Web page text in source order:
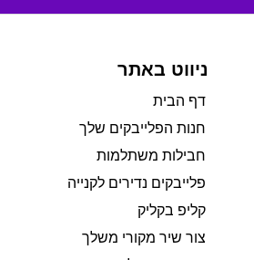
ניווט באתר
דף הבית
חנות הפלייבקים שלך
חבילות משתלמות
פלייבקים נדירים לקנייה
קליפ בקליק
צור שיר מקורי משלך